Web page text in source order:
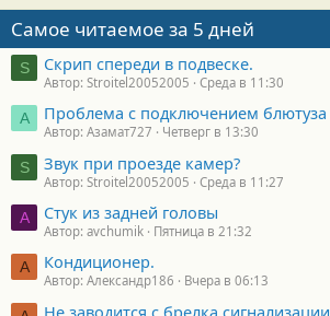
Самое читаемое за 5 дней
S Скрип спереди в подвеске.
Автор: Stroitel20052005 Среда в 11:30
А Проблема с подключением блютуза
Автор: Азамат727 Четверг в 13:30
S Звук при проезде камер?
Автор: Stroitel20052005 Среда в 11:27
A Стук из задней головы
Автор: avchumik Пятница в 21:32
А Кондиционер.
Автор: Александр186 Вчера в 06:13
Не заводится с брелка сигнализации